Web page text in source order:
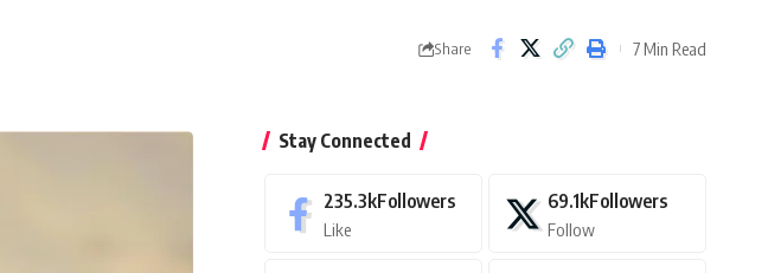
Share 7 Min Read
Stay Connected
235.3kFollowers
Like
69.1kFollowers
Follow